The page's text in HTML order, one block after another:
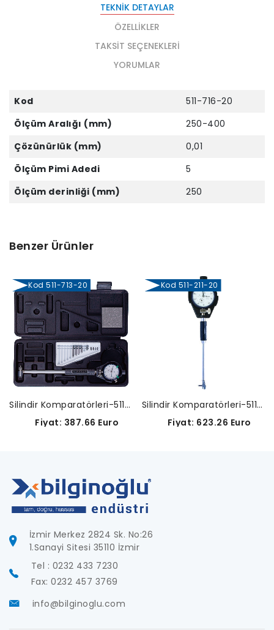
TEKNIK DETAYLAR
ÖZELLIKLER
TAKSIT SEÇENEKLERI
YORUMLAR
Kod
511-716-20
Ölçüm Aralığı (mm)
250-400
Çözünürlük (mm)
0,01
Ölçüm Pimi Adedi
5
Ölçüm derinliği (mm)
250
Benzer Ürünler
Kod 511-713-20
Silindir Komparatörleri-511-713-20
Fiyat: 387.66 Euro
Kod 511-211-20
Silindir Komparatörleri-511-211-20
Fiyat: 623.26 Euro
İzmir Merkez 2824 Sk. No:26
1.Sanayi Sitesi 35110 İzmir
Tel : 0232 433 7230
Fax: 0232 457 3769
info@bilginoglu.com